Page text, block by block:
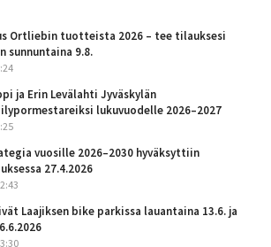
Ortliebin tuotteista 2026 – tee tilauksesi
sunnuntaina 9.8.
ja Erin Levälahti Jyväskylän
lukuvuodelle 2026–2027
vuosille 2026–2030 hyväksyttiin
27.4.2026
Laajiksen bike parkissa lauantaina 13.6. ja